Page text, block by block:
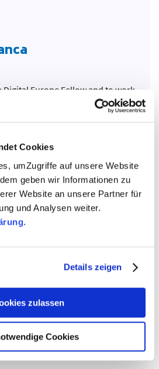
Cookies
umZugriffe auf unsere Website
geben wir Informationen zu
Website an unsere Partner für
und Analysen weiter.
.
Details zeigen
zulassen
Cookies
Digital Europe Fellow and to work
as a way to enhance democracy in
into the rights-based
for youth, develop diversity-
turn my insights into action."